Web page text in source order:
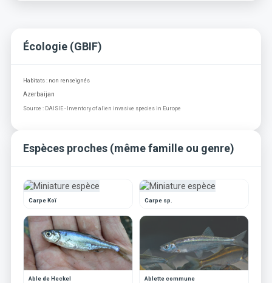
Écologie (GBIF)
Habitats : non renseignés
Azerbaijan
Source : DAISIE - Inventory of alien invasive species in Europe
Espèces proches (même famille ou genre)
Carpe Koï Carpe sp.
Able de Heckel Ablette commune